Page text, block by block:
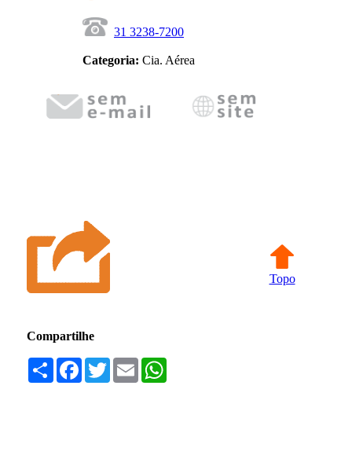
31 3238-7200
Categoria: Cia. Aérea
Topo
Compartilhe
Compartilhar
Facebook
TwitterEmail